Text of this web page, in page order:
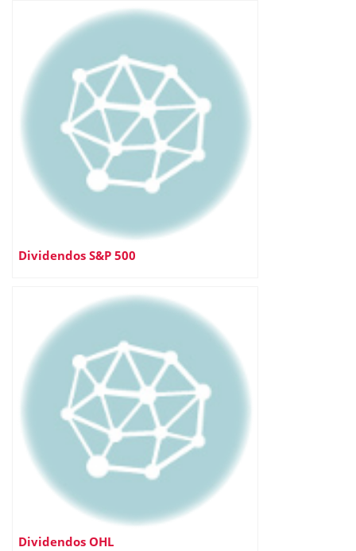
Dividendos S&P 500
Dividendos OHL